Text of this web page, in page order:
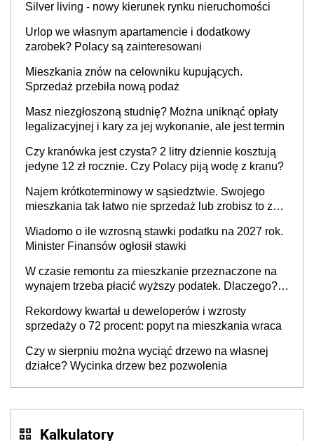
Silver living - nowy kierunek rynku nieruchomości
Urlop we własnym apartamencie i dodatkowy
zarobek? Polacy są zainteresowani
Mieszkania znów na celowniku kupujących.
Sprzedaż przebiła nową podaż
Masz niezgłoszoną studnię? Można uniknąć opłaty
legalizacyjnej i kary za jej wykonanie, ale jest termin
Czy kranówka jest czysta? 2 litry dziennie kosztują
jedyne 12 zł rocznie. Czy Polacy piją wodę z kranu?
Najem krótkoterminowy w sąsiedztwie. Swojego
mieszkania tak łatwo nie sprzedaż lub zrobisz to ze
Wiadomo o ile wzrosną stawki podatku na 2027 rok.
Minister Finansów ogłosił stawki
W czasie remontu za mieszkanie przeznaczone na
wynajem trzeba płacić wyższy podatek. Dlaczego?
Rekordowy kwartał u deweloperów i wzrosty
sprzedaży o 72 procent: popyt na mieszkania wraca
Czy w sierpniu można wyciąć drzewo na własnej
działce? Wycinka drzew bez pozwolenia
Kalkulatory